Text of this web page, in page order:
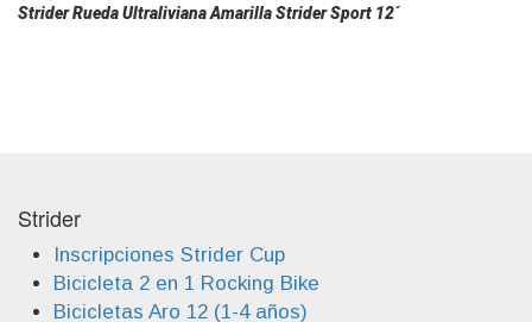
Strider Rueda Ultraliviana Amarilla Strider Sport 12´
Strider
Inscripciones Strider Cup
Bicicleta 2 en 1 Rocking Bike
Bicicletas Aro 12 (1-4 años)